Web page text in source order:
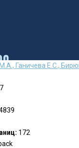
Ганичева Е.С.,
172